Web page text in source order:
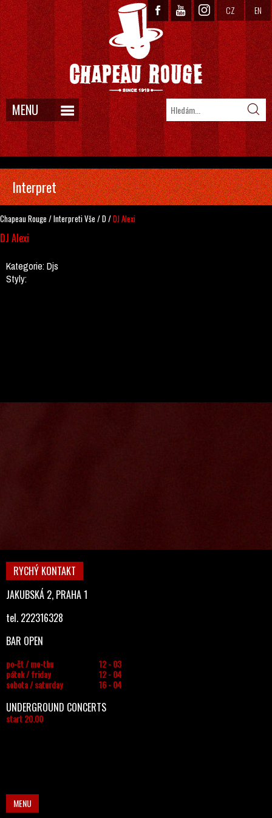
CZ EN
MENU
Interpret
Chapeau Rouge /InterpretiVše /D/DJ Alexi
DJ Alexi
Kategorie:Djs
Styly:
RYCHÝ KONTAKT
JAKUBSKÁ 2, PRAHA 1
tel. 222316328
BAR OPEN
po-čt / mo-thu
12 - 03
pátek / friday
12 - 04
sobota / saturday
16 - 04
UNDERGROUND CONCERTS
start 20.00
MENU